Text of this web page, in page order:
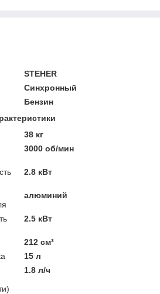
STEHER
Синхронный
Бензин
38 кг
3000 об/мин
2.8 кВт
алюминий
2.5 кВт
212 см³
15 л
1.8 л/ч